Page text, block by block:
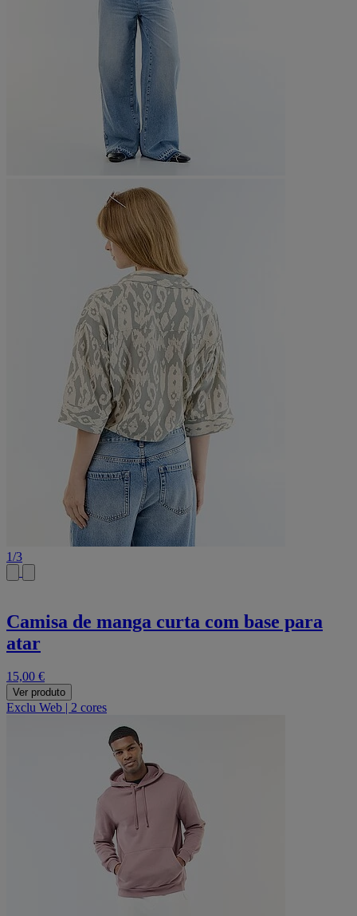
1/3
Camisa de manga curta com base para
atar
15,00 €
Ver produto
Exclu Web 2 cores